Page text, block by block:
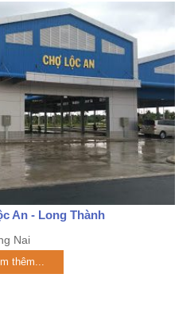
An - Long Thành
Nai
thêm...